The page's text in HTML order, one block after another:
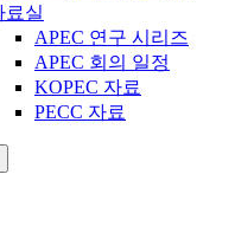
료실
APEC 연구 시리즈
APEC 회의 일정
KOPEC 자료
PECC 자료